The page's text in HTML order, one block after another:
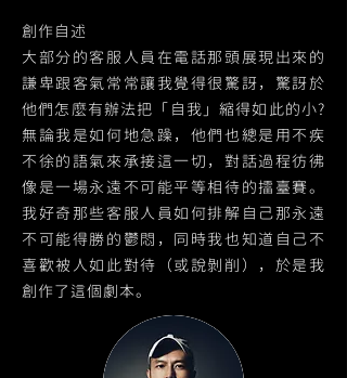
創作自述
大部分的客服人員在電話那頭展現出來的
謙卑跟客氣常常讓我覺得很驚訝，驚訝於
他們怎麼有辦法把「自我」縮得如此的小?
無論我是如何地急躁，他們也總是用不疾
不徐的語氣來承接這一切，對話過程彷彿
像是一場永遠不可能平等相待的擂臺賽。
我好奇那些客服人員如何排解自己那永遠
不可能得勝的鬱悶，同時我也知道自己不
喜歡被人如此對待（或說剝削），於是我
創作了這個劇本。